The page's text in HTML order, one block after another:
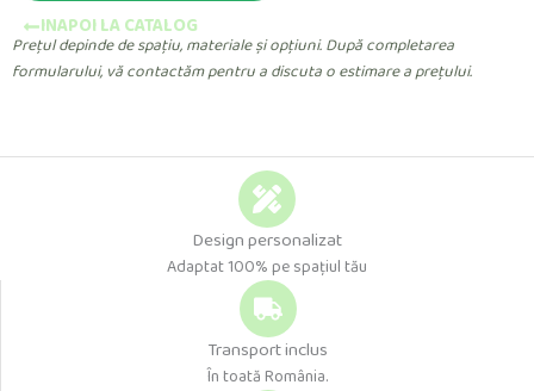
INAPOI LA CATALOG
Prețul depinde de spațiu, materiale și opțiuni. După completarea
formularului, vă contactăm pentru a discuta o estimare a prețului.
Design personalizat
Adaptat 100% pe spațiul tău
Transport inclus
În toată România.